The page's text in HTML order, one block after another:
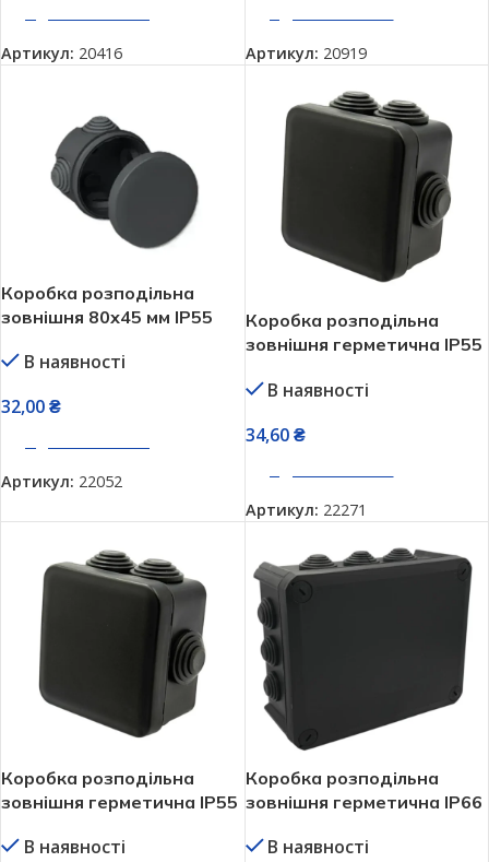
Артикул: 20416 Артикул: 20919
Коробка розподільна
зовнішня 80х45 мм IP55
NX1143
В наявності
32,00₴
Артикул: 22052
Коробка розподільна
зовнішня герметична IP55
Neomax NX1149
В наявності
34,60₴
Артикул: 22271
Коробка розподільна
зовнішня герметична IP55
100х100х50 мм Neomax
В наявності
Коробка розподільна
зовнішня герметична IP66
Neomax NX1147
В наявності